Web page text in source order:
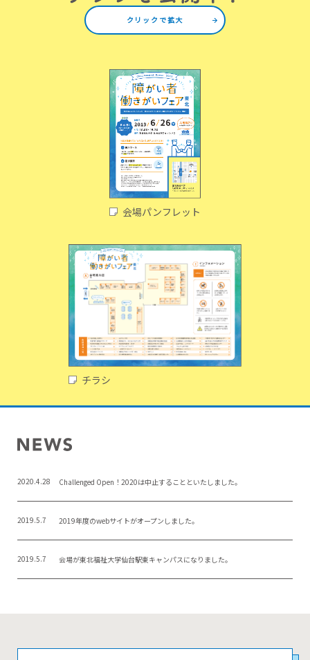
クリックで拡大
会場パンフレット
チラシ
2020.4.28 Challenged Open！2020は中止することといたしました。
2019.5.7 2019年度のwebサイトがオープンしました。
2019.5.7 会場が東北福祉大学仙台駅東キャンパスになりました。